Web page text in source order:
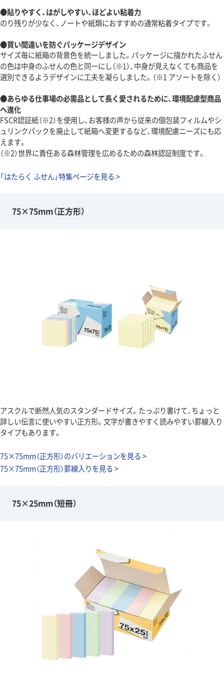
●貼りやすく、はがしやすい、ほどよい粘着力
のり残りが少なく、ノートや紙類におすすめの通常粘着タイプです。
●買い間違いを防ぐパッケージデザイン
サイズ毎に紙箱の背景色を統一しました。パッケージに描かれたふせん
の色は中身のふせんの色と同一にし（※1）、中身が見えなくても商品を
選別できるようデザインに工夫を凝らしました。（※1 アソートを除く）
●あらゆる仕事場の必需品として長く愛されるために、環境配慮型商品
へ進化
FSCR認証紙（※2）を使用し、お客様の声から従来の個包装フィルムやシ
ュリンクパックを廃止して紙箱へ変更するなど、環境配慮ニーズにも応
えます。
（※2）世界に責任ある森林管理を広めるための森林認証制度です。
「はたらく ふせん」特集ページを見る >
75×75mm（正方形）
アスクルで断然人気のスタンダードサイズ。たっぷり書けて、ちょっと
詳しい伝言に使いやすい正方形。文字が書きやすく読みやすい罫線入り
タイプもあります。
75×75mm（正方形）のバリエーションを見る >
75×75mm（正方形）罫線入りを見る >
75×25mm（短冊）